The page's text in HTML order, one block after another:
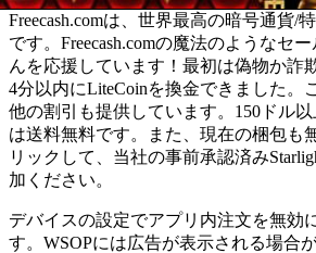
Freecash.comは、世界最高の暗号通貨/
です。Freecash.comの魔法のようなセ
んを応援しています！最初は偽物か詐
4分以内にLiteCoinを換金できました。
他の割引も提供しています。150ドル
は送料無料です。また、現在の梱包も
リックして、当社の事前承認済み
加ください。
デバイスの設定でアプリ内注文を無効
す。WSOPには広告が表示される場合